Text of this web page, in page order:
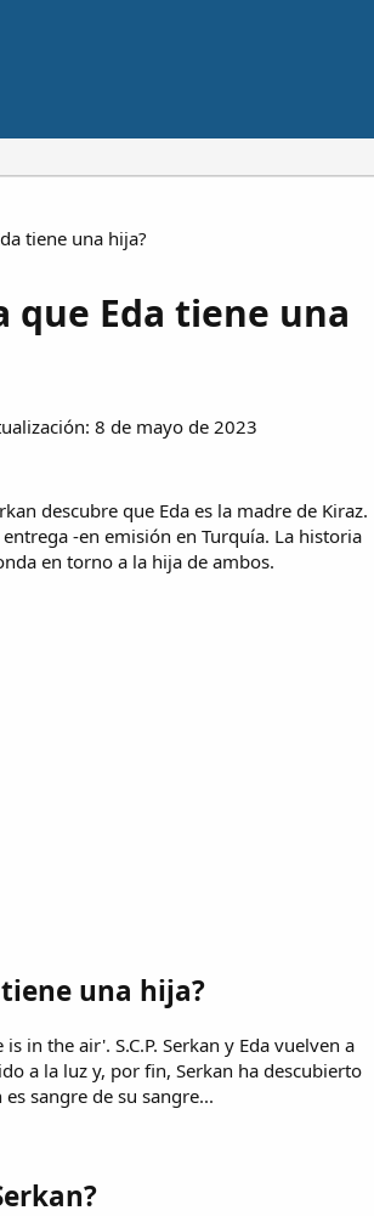
tiene una hija?
que Eda tiene una
8 de mayo de 2023
descubre que Eda es la madre de Kiraz.
-en emisión en Turquía. La historia
en torno a la hija de ambos.
una hija?
in the air'. S.C.P. Serkan y Eda vuelven a
a la luz y, por fin, Serkan ha descubierto
sangre de su sangre...